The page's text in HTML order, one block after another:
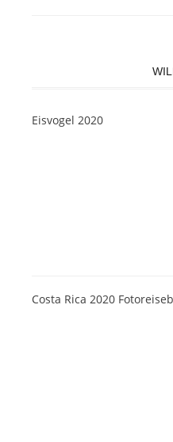
Eisvogel 2020
Costa Rica 2020